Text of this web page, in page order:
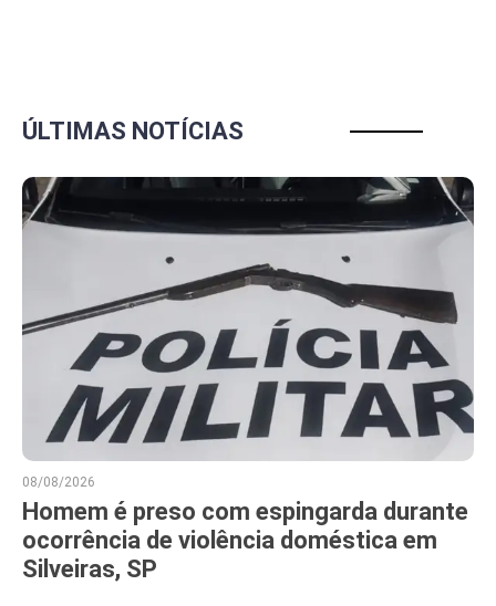
ÚLTIMAS NOTÍCIAS
08/08/2026
Homem é preso com espingarda durante
ocorrência de violência doméstica em
Silveiras, SP